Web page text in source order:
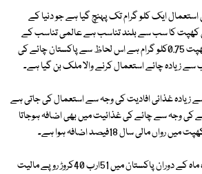
ایک کلو گرام تک پہنچ گیا ہے جو دنیا کے
کا سب سے بلند تناسب ہے عالمی تناسب کے
لحاظ سے دنیا میں فی کس کھپت 0.75کلو گرام ہے اس لحاظ سے پاکستان چائے کی
سے زیادہ چائے استعمال کرنے والا ملک بن گیا ہے۔
زیادہ غذائی افادیت کی وجہ سے استعمال کی جاتی ہے
کی وجہ سے چائے کی غذائیت میں بھی اضافہ ہوجاتا
سال 18فیصد اضافہ ہوا ہے۔
رواں مالی سال کے پہلے گیارہ ماہ کے دوران پاکستان میں 51ارب 40کروڑ روپے مالیت